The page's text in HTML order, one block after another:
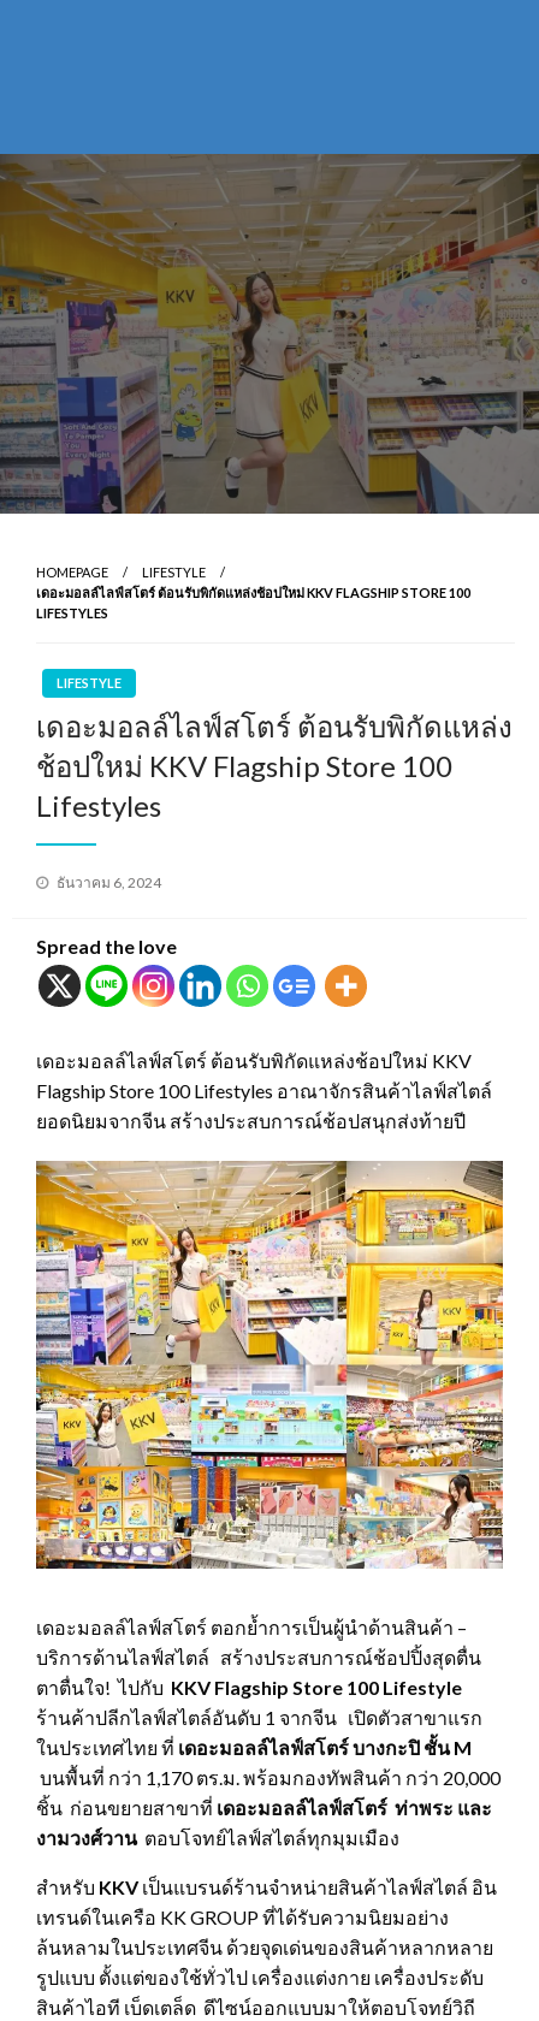
HOMEPAGE
LIFESTYLE
เดอะมอลล์ไลฟ์สโตร์ ต้อนรับพิกัดแหล่งช้อปใหม่ KKV FLAGSHIP STORE 100
LIFESTYLES
LIFESTYLE
เดอะมอลล์ไลฟ์สโตร์ ต้อนรับพิกัดแหล่ง
ช้อปใหม่ KKV Flagship Store 100
Lifestyles
Posted
ธันวาคม 6, 2024
Spread the love
เดอะมอลล์ไลฟ์สโตร์ ต้อนรับพิกัดแหล่งช้อปใหม่ KKV
Flagship Store 100 Lifestyles อาณาจักรสินค้าไลฟ์สไตล์
ยอดนิยมจากจีน สร้างประสบการณ์ช้อปสนุกส่งท้ายปี
เดอะมอลล์ไลฟ์สโตร์ ตอกย้ำการเป็นผู้นำด้านสินค้า –
บริการด้านไลฟ์สไตล์ สร้างประสบการณ์ช้อปปิ้งสุดตื่น
ตาตื่นใจ! ไปกับ KKV Flagship Store 100 Lifestyle
ร้านค้าปลีกไลฟ์สไตล์อันดับ 1 จากจีน เปิดตัวสาขาแรก
ในประเทศไทย ที่ เดอะมอลล์ไลฟ์สโตร์ บางกะปิ ชั้นM
บนพื้นที่ กว่า 1,170 ตร.ม. พร้อมกองทัพสินค้า กว่า 20,000
ชิ้น ก่อนขยายสาขาที่ เดอะมอลล์ไลฟ์สโตร์ ท่าพระ และ
งามวงศ์วานตอบโจทย์ไลฟ์สไตล์ทุกมุมเมือง
สำหรับ KKVเป็นแบรนด์ร้านจำหน่ายสินค้าไลฟ์สไตล์ อิน
เทรนด์ในเครือ KK GROUP ที่ได้รับความนิยมอย่าง
ล้นหลามในประเทศจีน ด้วยจุดเด่นของสินค้าหลากหลาย
รูปแบบ ตั้งแต่ของใช้ทั่วไป เครื่องแต่งกาย เครื่องประดับ
สินค้าไอที เบ็ดเตล็ด ดีไซน์ออกแบบมาให้ตอบโจทย์วิถี